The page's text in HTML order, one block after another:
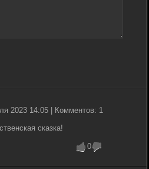
2023 14:05 | Комментов: 1
сказка!
0